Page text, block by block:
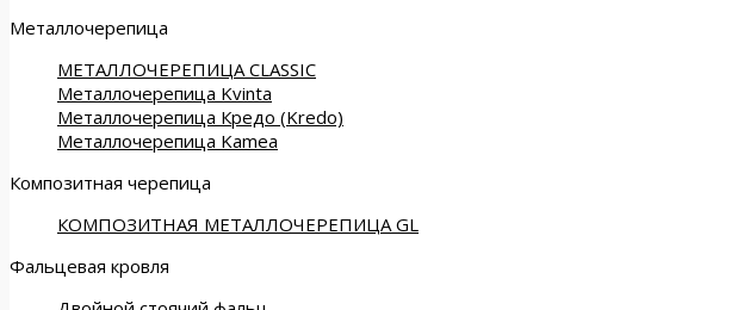
Металлочерепица
МЕТАЛЛОЧЕРЕПИЦА CLASSIC
Металлочерепица Kvinta
Металлочерепица Кредо (Kredo)
Металлочерепица Kamea
Композитная черепица
КОМПОЗИТНАЯ МЕТАЛЛОЧЕРЕПИЦА GL
Фальцевая кровля